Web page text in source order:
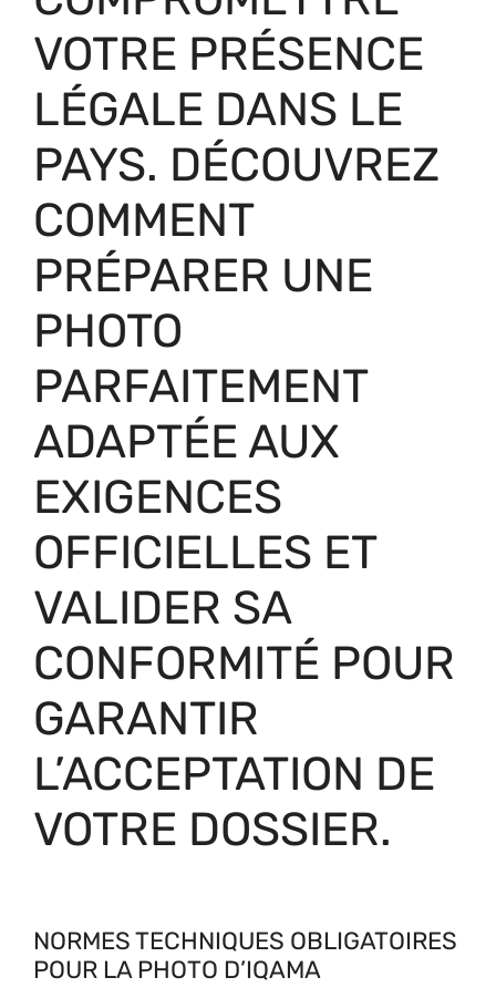
VOTRE PRÉSENCE
LÉGALE DANS LE
PAYS. DÉCOUVREZ
COMMENT
PRÉPARER UNE
PHOTO
PARFAITEMENT
ADAPTÉE AUX
EXIGENCES
OFFICIELLES ET
VALIDER SA
CONFORMITÉ POUR
GARANTIR
L’ACCEPTATION DE
VOTRE DOSSIER.
NORMES TECHNIQUES OBLIGATOIRES
POUR LA PHOTO D’IQAMA